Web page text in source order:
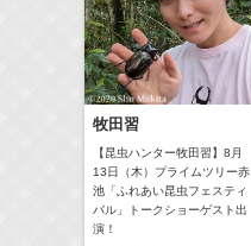
牧田習
【昆虫ハンター牧田習】8月
13日（木）プライムツリー赤
池「ふれあい昆虫フェスティ
バル」トークショーゲスト出
演！